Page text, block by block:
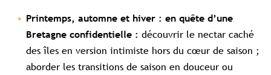
Printemps, automne et hiver : en quête d’une
Bretagne confidentielle : découvrir le nectar caché
des îles en version intimiste hors du cœur de saison ;
aborder les transitions de saison en douceur ou